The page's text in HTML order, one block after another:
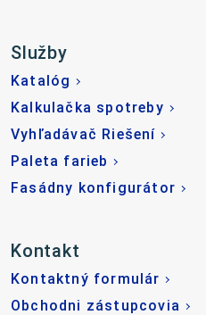
Služby
Katalóg
Kalkulačka spotreby
Vyhľadávač Riešení
Paleta farieb
Fasádny konfigurátor
Kontakt
Kontaktný formulár
Obchodni zástupcovia